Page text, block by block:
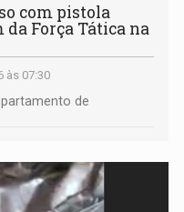
com pistola
Força Tática na
às 07:30
de